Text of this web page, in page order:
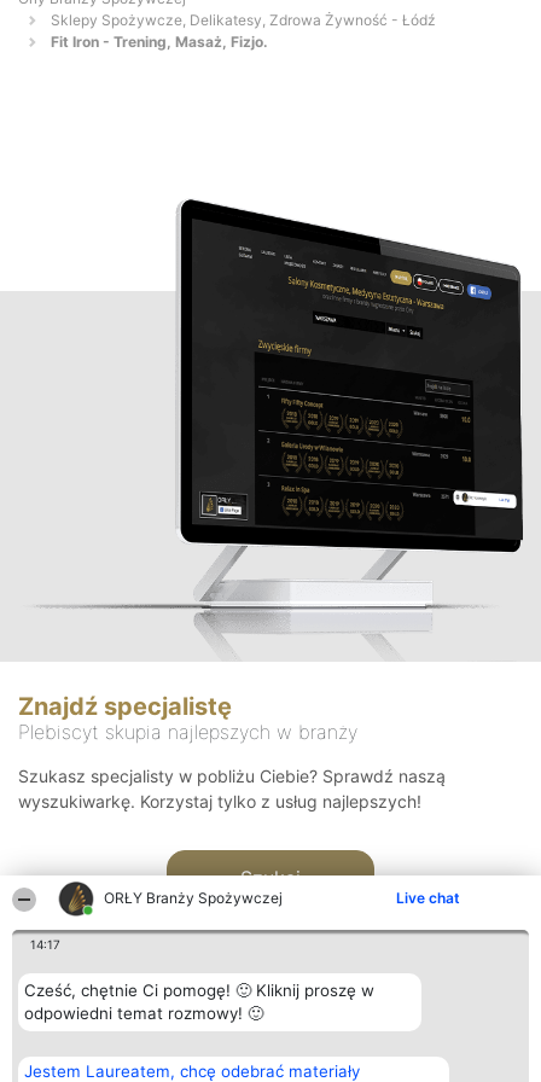
ORŁY Branży Spożywczej Live chat
14:17
Cześć, chętnie Ci pomogę! 🙂 Kliknij proszę w
odpowiedni temat rozmowy! 🙂
Jestem Laureatem, chcę odebrać materiały
Sklepy Spożywcze, Delikatesy, Zdrowa Żywność - Łódź
Fit Iron - Trening, Masaż, Fizjo.
Znajdź specjalistę
Plebiscyt skupia najlepszych w branży
Szukasz specjalisty w pobliżu Ciebie? Sprawdź naszą
wyszukiwarkę. Korzystaj tylko z usług najlepszych!
Szukaj
Organizator plebiscytu
Bright Side Solutions sp. z o.
Plebiscyt
Laureaci
Kontakt
Kontakt